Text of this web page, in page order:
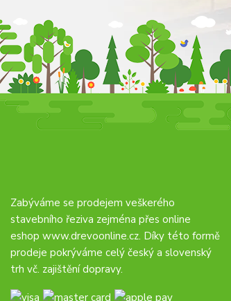
Zabýváme se prodejem veškerého
stavebního řeziva zejména přes online
eshop www.drevoonline.cz. Díky této formě
prodeje pokrýváme celý český a slovenský
trh vč. zajištění dopravy.